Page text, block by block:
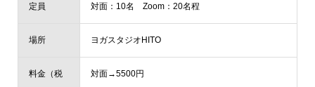
定員 対面：10名 Zoom：20名程
場所 ヨガスタジオHITO
料金（税
対面→5500円